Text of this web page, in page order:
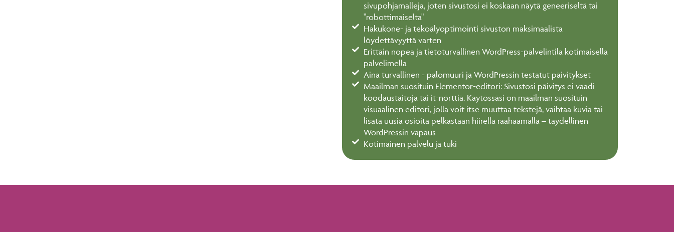
sivupohjamalleja, joten sivustosi ei koskaan näytä geneeriseltä tai
"robottimaiselta"
Hakukone- ja tekoälyoptimointi sivuston maksimaalista
löydettävyyttä varten
Erittäin nopea ja tietoturvallinen WordPress-palvelintila kotimaisella
palvelimella
Aina turvallinen - palomuuri ja WordPressin testatut päivitykset
Maailman suosituin Elementor-editori: Sivustosi päivitys ei vaadi
koodaustaitoja tai it-nörttiä. Käytössäsi on maailman suosituin
visuaalinen editori, jolla voit itse muuttaa tekstejä, vaihtaa kuvia tai
lisätä uusia osioita pelkästään hiirellä raahaamalla – täydellinen
WordPressin vapaus
Kotimainen palvelu ja tuki